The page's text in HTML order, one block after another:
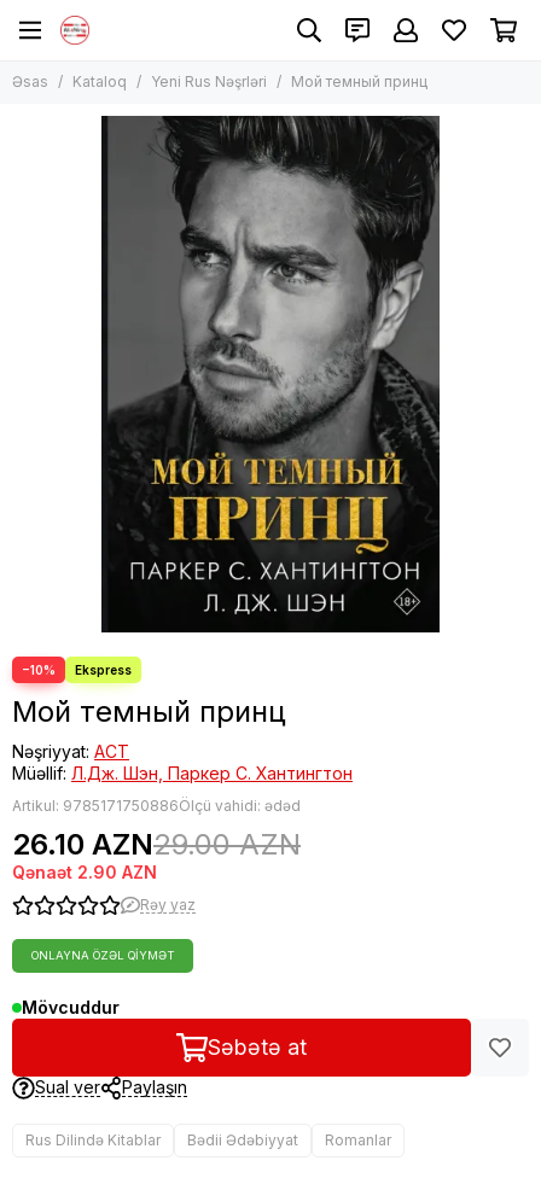
Əsas Kataloq Yeni Rus Nəşrləri Мой темный принц
−10%
Мой темный принц
Nəşriyyat: АСТ
Müəllif: Л.Дж. Шэн, Паркер С. Хантингтон
Artikul: 9785171750886Ölçü vahidi: ədəd
26.10 AZN29.00 AZN
Qənaət 2.90 AZN
Rəy yaz
ONLAYNA ÖZƏL QIYMƏT
Mövcuddur
Səbətə at
Sual ver Paylaşın
Rus Dilində Kitablar Bədii Ədəbiyyat Romanlar